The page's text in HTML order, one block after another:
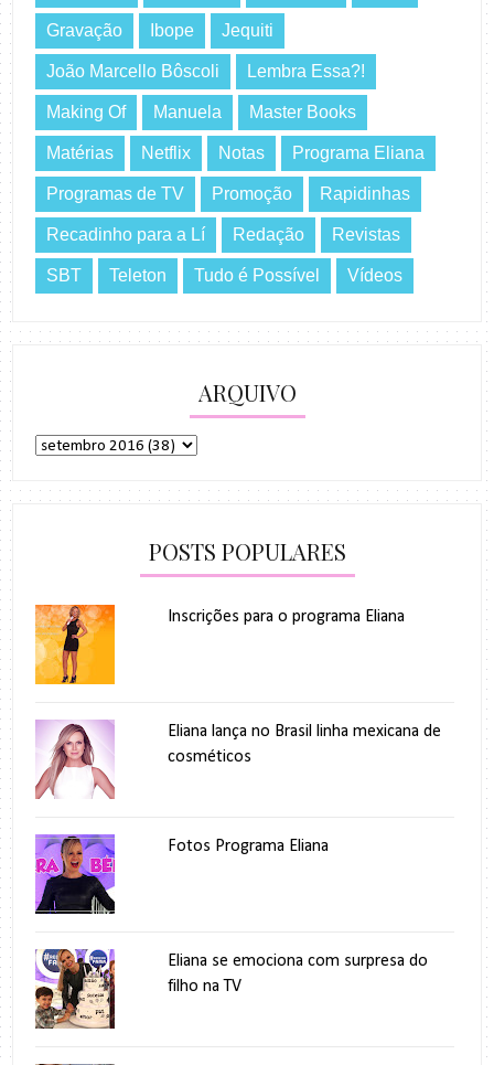
Gravação Ibope Jequiti
João Marcello Bôscoli Lembra Essa?!
Making Of Manuela Master Books
Matérias Netflix Notas Programa Eliana
Programas de TV Promoção Rapidinhas
Recadinho para a Lí Redação Revistas
SBT Teleton Tudo é Possível Vídeos
ARQUIVO
POSTS POPULARES
Inscrições para o programa Eliana
Eliana lança no Brasil linha mexicana de
cosméticos
Fotos Programa Eliana
Eliana se emociona com surpresa do
filho na TV